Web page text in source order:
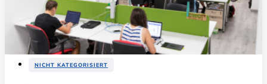
NICHT KATEGORISIERT